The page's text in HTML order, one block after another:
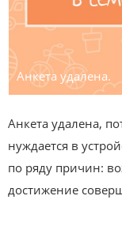
Анкета удалена.
Анкета удалена,
нуждается в
по ряду причин:
достижение